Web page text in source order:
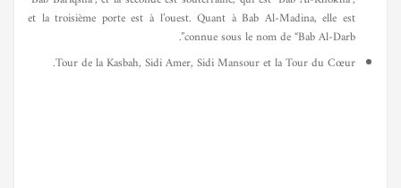
et la troisième porte est à l’ouest. Quant à Bab Al-Madina, elle est
connue sous le nom de “Bab Al-Darb”.
Tour de la Kasbah, Sidi Amer, Sidi Mansour et la Tour du Cœur.